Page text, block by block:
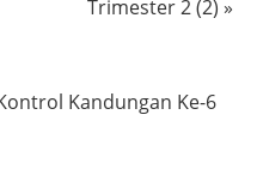
Trimester 2 (2) »
Kandungan Ke-6